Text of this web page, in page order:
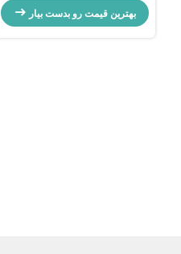
هوشمند، راه حل 24 ساعته فروش بی
سرنشین پیتزا
بهترین قیمت رو بدست بیار